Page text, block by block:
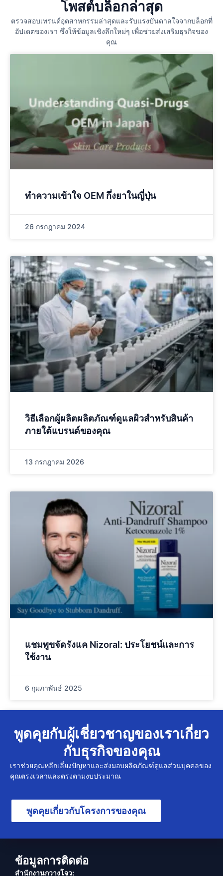
โพสต์บล็อกล่าสุด
ตรวจสอบเทรนด์อุตสาหกรรมล่าสุดและรับแรงบันดาลใจจากบล็อกที่
อัปเดตของเรา ซึ่งให้ข้อมูลเชิงลึกใหม่ๆ เพื่อช่วยส่งเสริมธุรกิจของ
คุณ
ทำความเข้าใจ OEM กึ่งยาในญี่ปุ่น
26 กรกฎาคม 2024
วิธีเลือกผู้ผลิตผลิตภัณฑ์ดูแลผิวสำหรับสินค้า
ภายใต้แบรนด์ของคุณ
13 กรกฎาคม 2026
แชมพูขจัดรังแค Nizoral: ประโยชน์และการ
ใช้งาน
6 กุมภาพันธ์ 2025
พูดคุยกับผู้เชี่ยวชาญของเราเกี่ยว
กับธุรกิจของคุณ
เราช่วยคุณหลีกเลี่ยงปัญหาและส่งมอบผลิตภัณฑ์ดูแลส่วนบุคคลของ
คุณตรงเวลาและตรงตามงบประมาณ
พูดคุยเกี่ยวกับโครงการของคุณ
ข้อมูลการติดต่อ
สำนักงานกวางโจว: